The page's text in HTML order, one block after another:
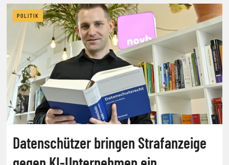
POLITIK
Datenschützer bringen Strafanzeige